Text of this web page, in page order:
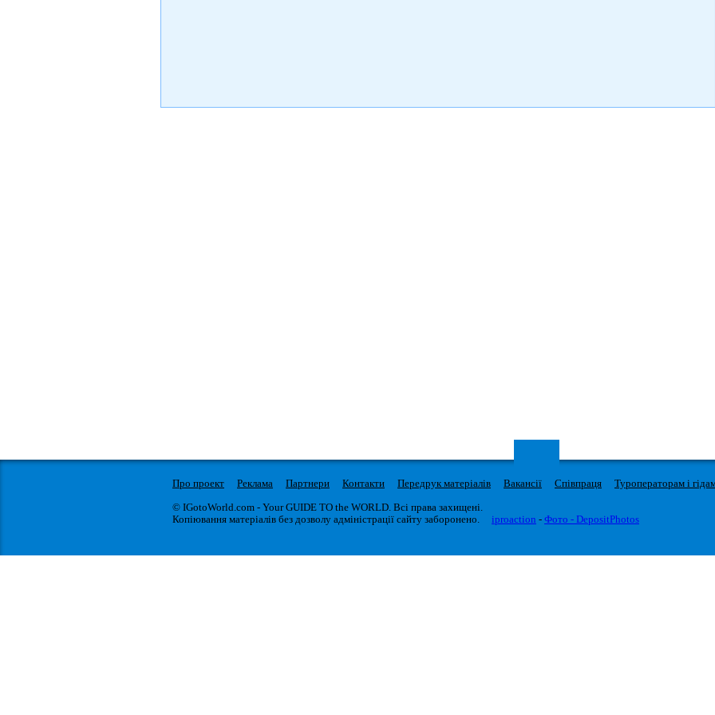
Про проект Реклама Партнери Контакти Передрук матеріалів Вакансії Співпраця Туроператорам і
© IGotoWorld.com - Your GUIDE TO the WORLD. Всі права захищені.
Копіювання матеріалів без дозволу адміністрації сайту заборонено.
iproaction - Фото - DepositPhotos